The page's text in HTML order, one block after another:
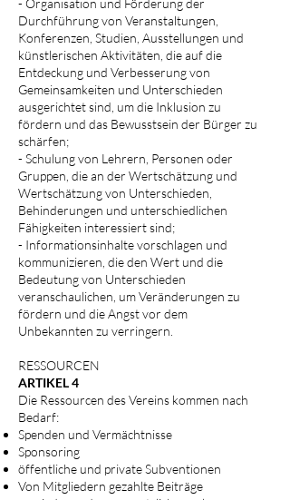
- Organisation und Förderung der
Durchführung von Veranstaltungen,
Konferenzen, Studien, Ausstellungen und
künstlerischen Aktivitäten, die auf die
Entdeckung und Verbesserung von
Gemeinsamkeiten und Unterschieden
ausgerichtet sind, um die Inklusion zu
fördern und das Bewusstsein der Bürger zu
schärfen;
- Schulung von Lehrern, Personen oder
Gruppen, die an der Wertschätzung und
Wertschätzung von Unterschieden,
Behinderungen und unterschiedlichen
Fähigkeiten interessiert sind;
- Informationsinhalte vorschlagen und
kommunizieren, die den Wert und die
Bedeutung von Unterschieden
veranschaulichen, um Veränderungen zu
fördern und die Angst vor dem
Unbekannten zu verringern.
RESSOURCEN
ARTIKEL 4
Die Ressourcen des Vereins kommen nach
Bedarf:
Spenden und Vermächtnisse
Sponsoring
öffentliche und private Subventionen
Von Mitgliedern gezahlte Beiträge